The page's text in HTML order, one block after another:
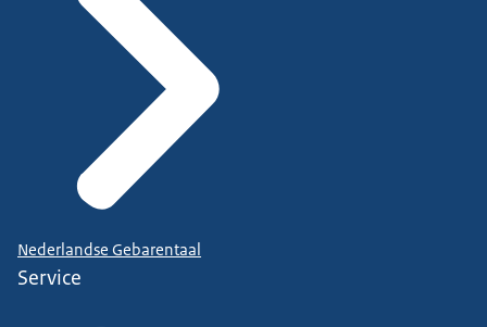
Nederlandse Gebarentaal
Service